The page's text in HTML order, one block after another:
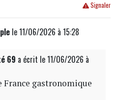
Signaler
le 11/06/2026 à 15:28
69 a écrit le 11/06/2026 à
France gastronomique